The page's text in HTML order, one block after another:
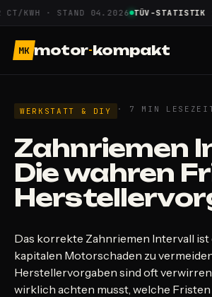
Zum
Inhalt
springen
· STAND 04.2026 TÜV-STATISTIK
MK motor-kompakt
WERKSTATT & DIY · 7 MIN
Zahnriemen
Die wahren
Das korrekte Zahnriemen Intervall
kapitalen Motorschaden zu
Herstellervorgaben sind oft
wirklich achten musst, welche